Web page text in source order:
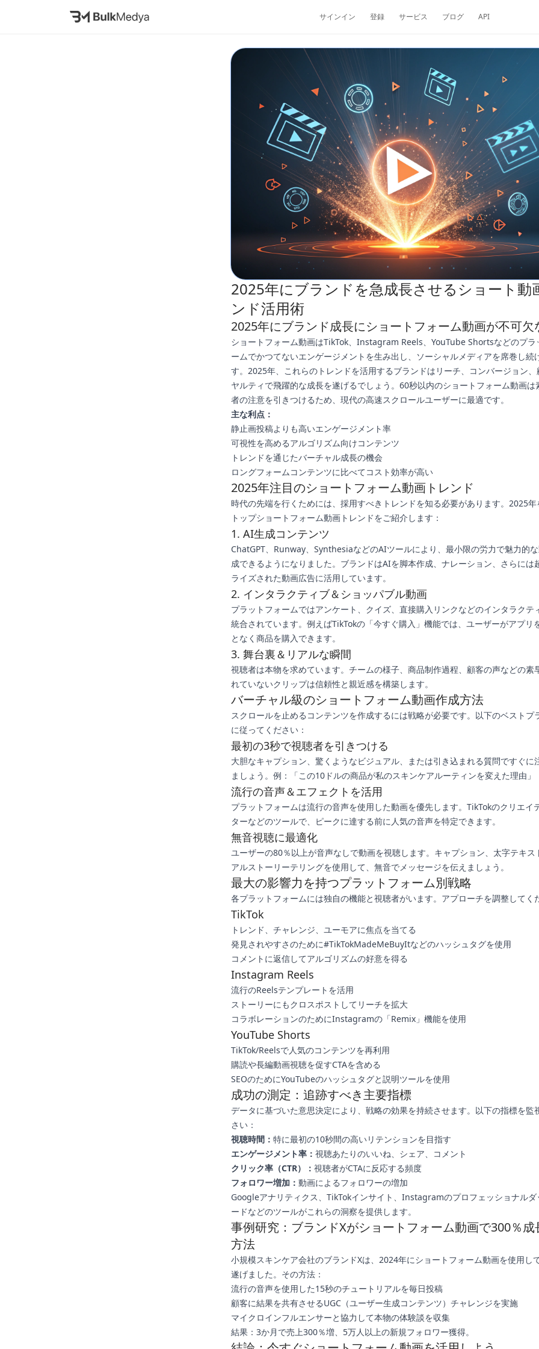
サインイン 登録 サービス ブログ API
2025年にブランドを急成長させるショート動
ンド活用術
2025年にブランド成長にショートフォーム動画が不可欠
ショートフォーム動画はTikTok、Instagram Reels、YouTube Shortsなどのプラ
ームでかつてないエンゲージメントを生み出し、ソーシャルメディアを席巻し続
す。2025年、これらのトレンドを活用するブランドはリーチ、コンバージョン、
ヤルティで飛躍的な成長を遂げるでしょう。60秒以内のショートフォーム動画は
者の注意を引きつけるため、現代の高速スクロールユーザーに最適です。
主な利点：
静止画投稿よりも高いエンゲージメント率
可視性を高めるアルゴリズム向けコンテンツ
トレンドを通じたバーチャル成長の機会
ロングフォームコンテンツに比べてコスト効率が高い
2025年注目のショートフォーム動画トレンド
時代の先端を行くためには、採用すべきトレンドを知る必要があります。2025年
トップショートフォーム動画トレンドをご紹介します：
1. AI生成コンテンツ
ChatGPT、Runway、SynthesiaなどのAIツールにより、最小限の労力で魅力的
成できるようになりました。ブランドはAIを脚本作成、ナレーション、さらには
ライズされた動画広告に活用しています。
2. インタラクティブ＆ショッパブル動画
プラットフォームではアンケート、クイズ、直接購入リンクなどのインタラクテ
統合されています。例えばTikTokの「今すぐ購入」機能では、ユーザーがアプリ
となく商品を購入できます。
3. 舞台裏＆リアルな瞬間
視聴者は本物を求めています。チームの様子、商品制作過程、顧客の声などの素
れていないクリップは信頼性と親近感を構築します。
バーチャル級のショートフォーム動画作成方法
スクロールを止めるコンテンツを作成するには戦略が必要です。以下のベストプ
に従ってください：
最初の3秒で視聴者を引きつける
大胆なキャプション、驚くようなビジュアル、または引き込まれる質問ですぐに
ましょう。例：「この10ドルの商品が私のスキンケアルーティンを変えた理由」
流行の音声＆エフェクトを活用
プラットフォームは流行の音声を使用した動画を優先します。TikTokのクリエイ
ターなどのツールで、ピークに達する前に人気の音声を特定できます。
無音視聴に最適化
ユーザーの80％以上が音声なしで動画を視聴します。キャプション、太字テキス
アルストーリーテリングを使用して、無音でメッセージを伝えましょう。
最大の影響力を持つプラットフォーム別戦略
各プラットフォームには独自の機能と視聴者がいます。アプローチを調整してく
TikTok
トレンド、チャレンジ、ユーモアに焦点を当てる
発見されやすさのために#TikTokMadeMeBuyItなどのハッシュタグを使用
コメントに返信してアルゴリズムの好意を得る
Instagram Reels
流行のReelsテンプレートを活用
ストーリーにもクロスポストしてリーチを拡大
コラボレーションのためにInstagramの「Remix」機能を使用
YouTube Shorts
TikTok/Reelsで人気のコンテンツを再利用
購読や長編動画視聴を促すCTAを含める
SEOのためにYouTubeのハッシュタグと説明ツールを使用
成功の測定：追跡すべき主要指標
データに基づいた意思決定により、戦略の効果を持続させます。以下の指標を監
さい：
視聴時間： 特に最初の10秒間の高いリテンションを目指す
エンゲージメント率： 視聴あたりのいいね、シェア、コメント
クリック率（CTR）： 視聴者がCTAに反応する頻度
フォロワー増加： 動画によるフォロワーの増加
Googleアナリティクス、TikTokインサイト、Instagramのプロフェッショナルダ
ードなどのツールがこれらの洞察を提供します。
事例研究：ブランドXがショートフォーム動画で300％成
方法
小規模スキンケア会社のブランドXは、2024年にショートフォーム動画を使用し
遂げました。その方法：
流行の音声を使用した15秒のチュートリアルを毎日投稿
顧客に結果を共有させるUGC（ユーザー生成コンテンツ）チャレンジを実施
マイクロインフルエンサーと協力して本物の体験談を収集
結果：3か月で売上300％増、5万人以上の新規フォロワー獲得。